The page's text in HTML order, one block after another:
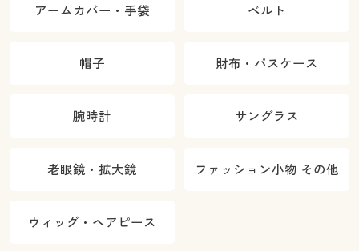
アームカバー・手袋 ベルト
帽子 財布・パスケース
腕時計 サングラス
老眼鏡・拡大鏡 ファッション小物 その他
ウィッグ・ヘアピース